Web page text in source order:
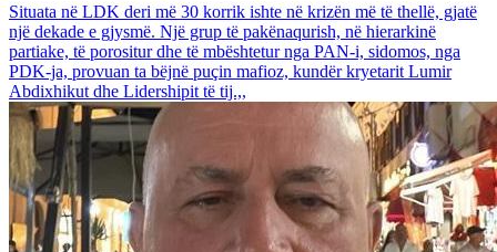
Situata në LDK deri më 30 korrik ishte në krizën më të thellë, gjatë
një dekade e gjysmë. Një grup të pakënaqurish, në hierarkinë
partiake, të porositur dhe të mbështetur nga PAN-i, sidomos, nga
PDK-ja, provuan ta bëjnë puçin mafioz, kundër kryetarit Lumir
Abdixhikut dhe Lidershipit të tij.,,